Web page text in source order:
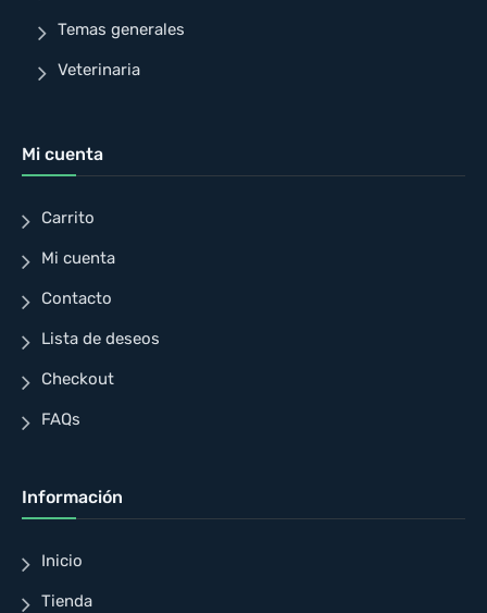
Temas generales
Veterinaria
Mi cuenta
Carrito
Mi cuenta
Contacto
Lista de deseos
Checkout
FAQs
Información
Inicio
Tienda